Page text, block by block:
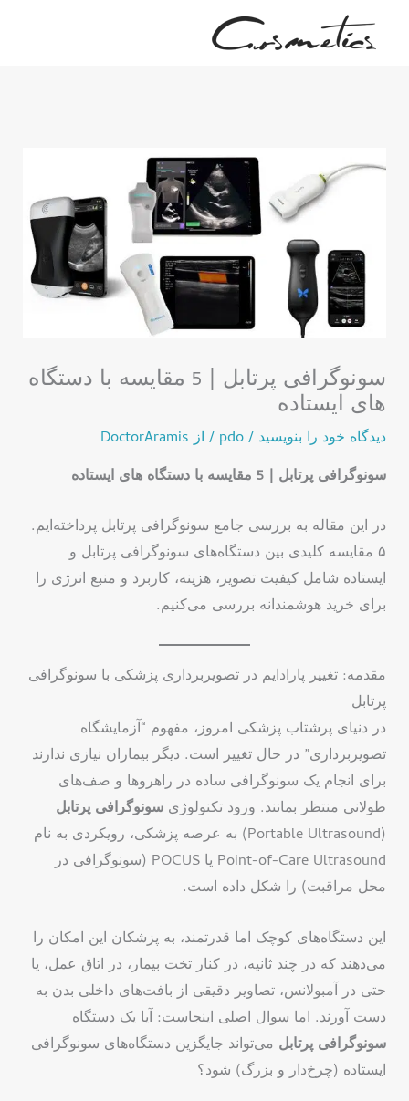
سونوگرافی پرتابل | 5 مقایسه با دستگاه
های ایستاده
دیدگاه‌ خود را بنویسید /
pdo / از DoctorAramis
سونوگرافی پرتابل | 5 مقایسه با دستگاه های ایستاده
در این مقاله به بررسی جامع سونوگرافی پرتابل پرداخته‌ایم.
۵ مقایسه کلیدی بین دستگاه‌های سونوگرافی پرتابل و
ایستاده شامل کیفیت تصویر، هزینه، کاربرد و منبع انرژی را
برای خرید هوشمندانه بررسی می‌کنیم.
مقدمه: تغییر پارادایم در تصویربرداری پزشکی با سونوگرافی
پرتابل
در دنیای پرشتاب پزشکی امروز، مفهوم “آزمایشگاه
تصویربرداری” در حال تغییر است. دیگر بیماران نیازی ندارند
برای انجام یک سونوگرافی ساده در راهروها و صف‌های
طولانی منتظر بمانند. ورود تکنولوژیسونوگرافی پرتابل
(Portable Ultrasound) به عرصه پزشکی، رویکردی به نام
Point-of-Care Ultrasound یا POCUS (سونوگرافی در
محل مراقبت) را شکل داده است.
این دستگاه‌های کوچک اما قدرتمند، به پزشکان این امکان را
می‌دهند که در چند ثانیه، در کنار تخت بیمار، در اتاق عمل، یا
حتی در آمبولانس، تصاویر دقیقی از بافت‌های داخلی بدن به
دست آورند. اما سوال اصلی اینجاست: آیا یک دستگاه
سونوگرافی پرتابل می‌تواند جایگزین دستگاه‌های سونوگرافی
ایستاده (چرخ‌دار و بزرگ) شود؟